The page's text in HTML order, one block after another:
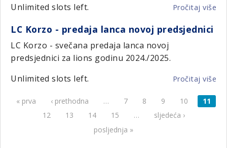
Unlimited slots left.
Pročitaj više
LC Korzo - predaja lanca novoj predsjednici
LC Korzo - svečana predaja lanca novoj
predsjednici za lions godinu 2024./2025.
Unlimited slots left.
Pročitaj više
Stranice
« prva ‹ prethodna … 7 8 9 10
11
12
13 14 15 …
sljedeća ›
posljednja »